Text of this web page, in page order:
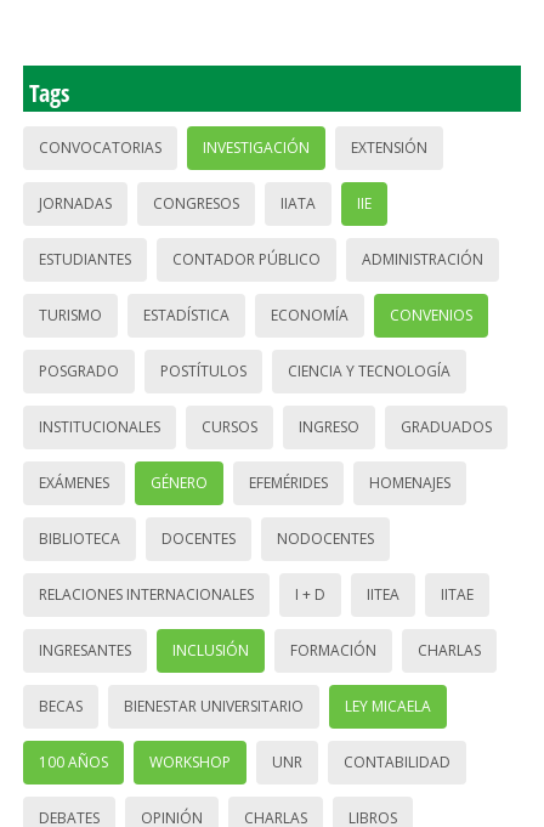
Tags
CONVOCATORIAS INVESTIGACIÓN EXTENSIÓN
JORNADAS CONGRESOS IIATA IIE
ESTUDIANTES CONTADOR PÚBLICO ADMINISTRACIÓN
TURISMO ESTADÍSTICA ECONOMÍA CONVENIOS
POSGRADO POSTÍTULOS CIENCIA Y TECNOLOGÍA
INSTITUCIONALES CURSOS INGRESO GRADUADOS
EXÁMENES GÉNERO EFEMÉRIDES HOMENAJES
BIBLIOTECA DOCENTES NODOCENTES
RELACIONES INTERNACIONALES I + D IITEA IITAE
INGRESANTES INCLUSIÓN FORMACIÓN CHARLAS
BECAS BIENESTAR UNIVERSITARIO LEY MICAELA
100 AÑOS WORKSHOP UNR CONTABILIDAD
DEBATES OPINIÓN CHARLAS LIBROS